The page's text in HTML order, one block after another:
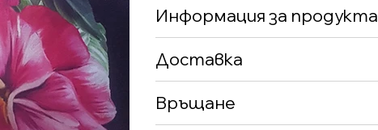
Информация за продукта
Доставка
Връщане